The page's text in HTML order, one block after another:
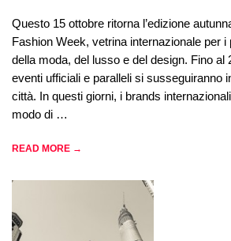
Questo 15 ottobre ritorna l’edizione
Fashion Week, vetrina internazionale per
della moda, del lusso e del design. Fino al
eventi ufficiali e paralleli si susseguiranno
città. In questi giorni, i brands
modo di …
READ MORE →